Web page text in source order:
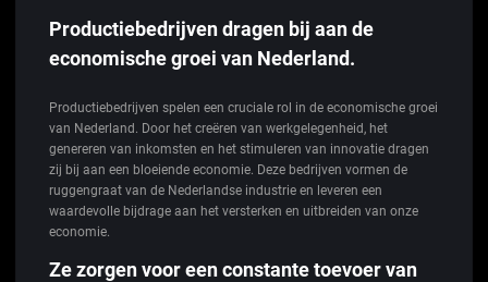
Productiebedrijven dragen bij aan de
economische groei van Nederland.
Productiebedrijven spelen een cruciale rol in de economische groei
van Nederland. Door het creëren van werkgelegenheid, het
genereren van inkomsten en het stimuleren van innovatie dragen
zij bij aan een bloeiende economie. Deze bedrijven vormen de
ruggengraat van de Nederlandse industrie en leveren een
waardevolle bijdrage aan het versterken en uitbreiden van onze
economie.
Ze zorgen voor een constante toevoer van